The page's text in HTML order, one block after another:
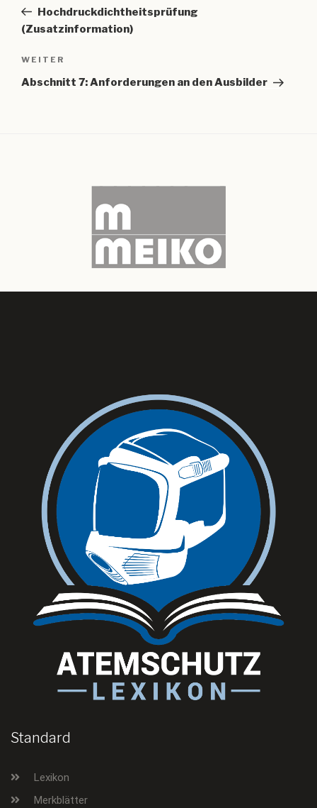
Beitrag
Hochdruckdichtheitsprüfung
(Zusatzinformation)
Nächster
Beitrag
WEITER
Abschnitt 7: Anforderungen an den Ausbilder
Standard
Lexikon
Merkblätter